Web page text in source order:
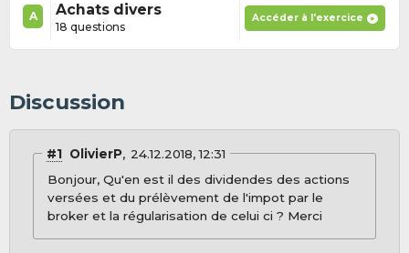
A Achats divers
18 questions
Accéder à l'exercice
Discussion
#1 OlivierP
24.12.2018, 12:31
Bonjour, Qu'en est il des dividendes des actions
versées et du prélèvement de l'impot par le
broker et la régularisation de celui ci ? Merci